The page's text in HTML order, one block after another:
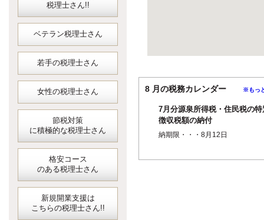
税理士さん!!
ベテラン税理士さん
若手の税理士さん
女性の税理士さん
節税対策
に積極的な税理士さん
格安コース
のある税理士さん
新規開業支援は
こちらの税理士さん!!
8 月の税務カレンダー ※もっ
7月分源泉所得税・住民税の特
徴収税額の納付
納期限・・・8月12日